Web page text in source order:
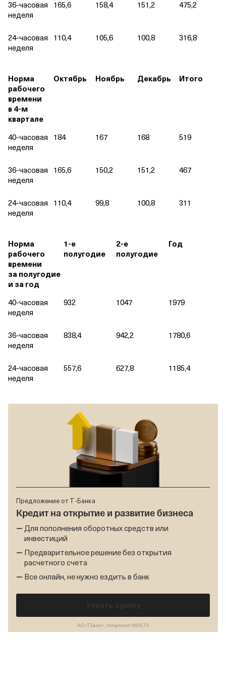
36‑часовая
неделя
165,6 158,4 151,2 475,2
24‑часовая
неделя
110,4 105,6 100,8 316,8
Норма
рабочего
времени
в 4‑м
квартале
Октябрь Ноябрь Декабрь Итого
40‑часовая
неделя
184 167 168 519
36‑часовая
неделя
165,6 150,2 151,2 467
24‑часовая
неделя
110,4 99,8 100,8 311
Норма
рабочего
времени
за полугодие
и за год
1‑е
полугодие
2‑е
полугодие
Год
40‑часовая
неделя
932 1047 1979
36‑часовая
неделя
838,4 942,2 1780,6
24‑часовая
неделя
557,6 627,8 1185,4
Предложение от Т‑Банка
Кредит на открытие и развитие бизнеса
Для пополнения оборотных средств или
инвестиций
Предварительное решение без открытия
расчетного счета
Все онлайн, не нужно ездить в банк
АО «ТБанк», лицензия №2673